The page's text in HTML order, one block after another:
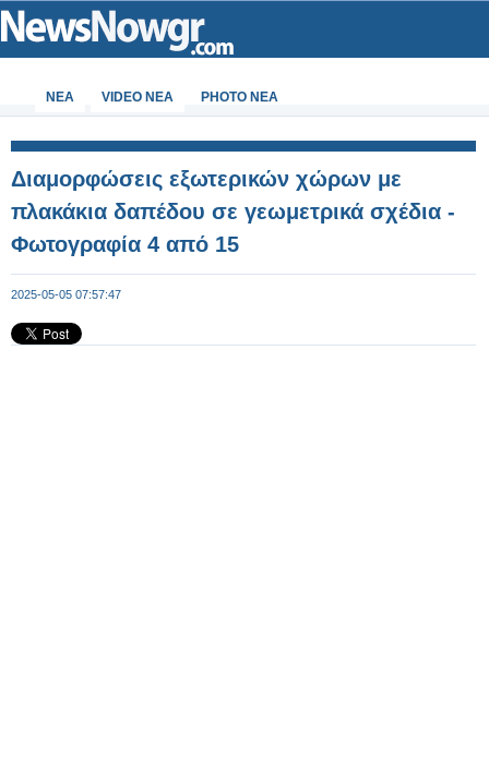
ΝΕΑ VIDEO NEA PHOTO NEA
Διαμορφώσεις εξωτερικών χώρων με
πλακάκια δαπέδου σε γεωμετρικά σχέδια -
Φωτογραφία 4 από 15
2025-05-05 07:57:47